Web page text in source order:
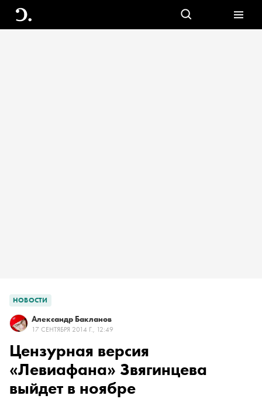
НОВОСТИ
Александр Бакланов
17 СЕНТЯБРЯ 2014 Г., 12:49
Цензурная версия
«Левиафана» Звягинцева
выйдет в ноябре